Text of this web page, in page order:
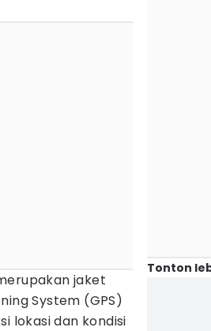
jaket
System (GPS)
lokasi dan kondisi
Tonton